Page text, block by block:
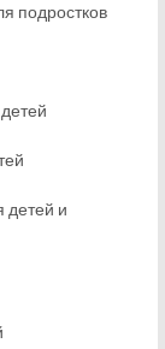
подростков
детей и